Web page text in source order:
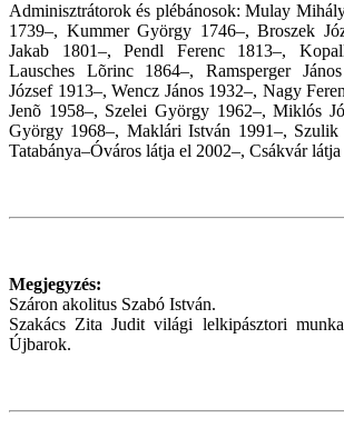
Adminisztrátorok és plébánosok: Mulay
1739–, Kummer György 1746–, Broszek
Jakab 1801–, Pendl Ferenc 1813–,
Lausches Lõrinc 1864–, Ramsperger
József 1913–, Wencz János 1932–, Nagy
Jenõ 1958–, Szelei György 1962–, Miklós
György 1968–, Maklári István 1991–, Szulik
Tatabánya–Óváros látja el 2002–, Csákvár
Megjegyzés:
Száron akolitus Szabó István.
Szakács Zita Judit világi lelkipásztori
Újbarok.